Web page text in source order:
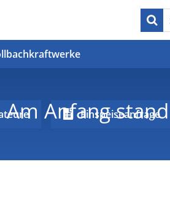
Einspeiseanfrage
Am Anfang